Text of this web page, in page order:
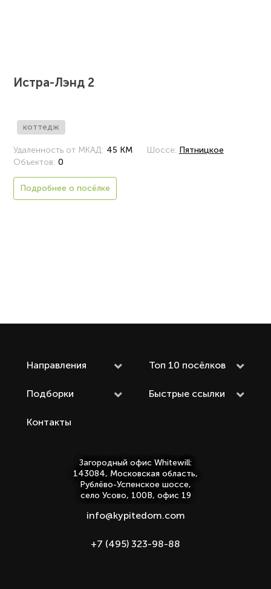
Истра-Лэнд 2
коттедж
Удаленность от МКАД: 45 КМ Шоссе: Пятницкое
Объектов: 0
Подробнее о посёлке
Направления Топ 10 посёлков
Подборки Быстрые ссылки
Контакты
Загородный офис Whitewill:
143084, Московская область,
Рублёво-Успенское шоссе,
село Усово, 100В, офис 19
info@kypitedom.com
+7 (495) 323-98-88